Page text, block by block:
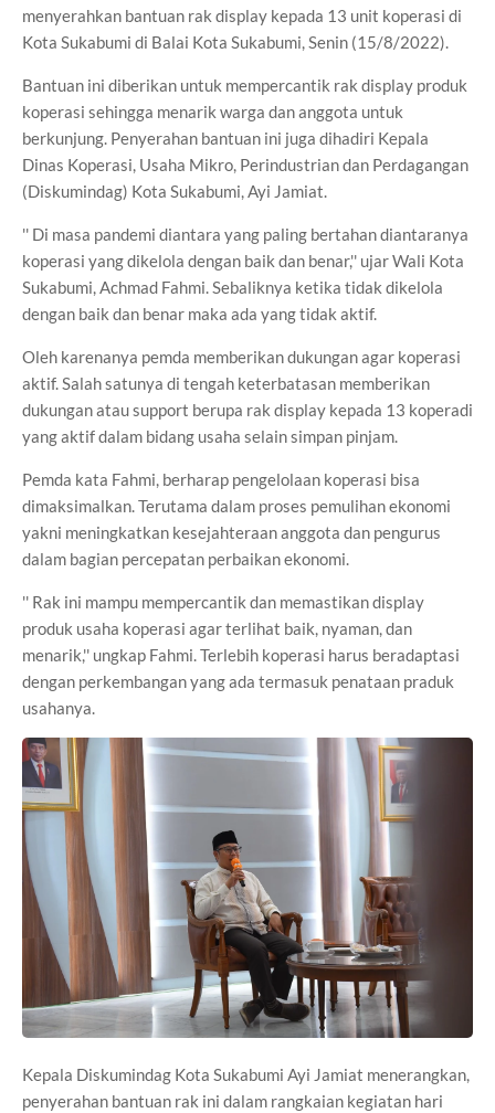
menyerahkan bantuan rak display kepada 13 unit koperasi di
Kota Sukabumi di Balai Kota Sukabumi, Senin (15/8/2022).
Bantuan ini diberikan untuk mempercantik rak display produk
koperasi sehingga menarik warga dan anggota untuk
berkunjung. Penyerahan bantuan ini juga dihadiri Kepala
Dinas Koperasi, Usaha Mikro, Perindustrian dan Perdagangan
(Diskumindag) Kota Sukabumi, Ayi Jamiat.
'' Di masa pandemi diantara yang paling bertahan diantaranya
koperasi yang dikelola dengan baik dan benar,'' ujar Wali Kota
Sukabumi, Achmad Fahmi. Sebaliknya ketika tidak dikelola
dengan baik dan benar maka ada yang tidak aktif.
Oleh karenanya pemda memberikan dukungan agar koperasi
aktif. Salah satunya di tengah keterbatasan memberikan
dukungan atau support berupa rak display kepada 13 koperadi
yang aktif dalam bidang usaha selain simpan pinjam.
Pemda kata Fahmi, berharap pengelolaan koperasi bisa
dimaksimalkan. Terutama dalam proses pemulihan ekonomi
yakni meningkatkan kesejahteraan anggota dan pengurus
dalam bagian percepatan perbaikan ekonomi.
'' Rak ini mampu mempercantik dan memastikan display
produk usaha koperasi agar terlihat baik, nyaman, dan
menarik,'' ungkap Fahmi. Terlebih koperasi harus beradaptasi
dengan perkembangan yang ada termasuk penataan praduk
usahanya.
Kepala Diskumindag Kota Sukabumi Ayi Jamiat menerangkan,
penyerahan bantuan rak ini dalam rangkaian kegiatan hari